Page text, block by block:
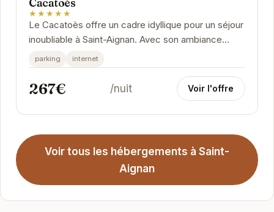
Cacatoès
★★★★★
Le Cacatoès offre un cadre idyllique pour un séjour
inoubliable à Saint-Aignan. Avec son ambiance
conviviale et ses équipements modernes, il...
parking internet
267€ /nuit Voir l'offre
Voir tous les hébergements à Saint-
Aignan